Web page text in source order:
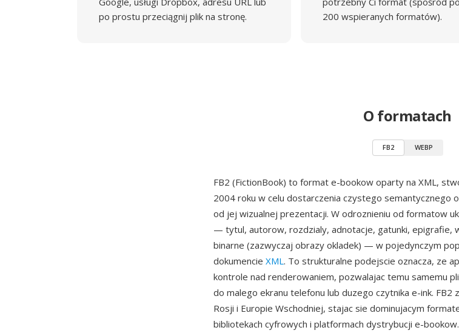
po prostu przeciągnij plik na stronę.
200 wspieranych formatów).
O formatach
FB2 WEBP
FB2 (FictionBook) to format e-bookow oparty na XML,
2004 roku w celu dostarczenia czystego semantycznego
od jej wizualnej prezentacji. W odroznieniu od formatow
— tytul, autorow, rozdzialy, adnotacje, gatunki, epigrafie,
binarne (zazwyczaj obrazy okladek) — w pojedynczym
dokumencie XML. To strukturalne podejscie oznacza, ze
kontrole nad renderowaniem, pozwalajac temu samemu
do malego ekranu telefonu lub duzego czytnika e-ink. FB2
Rosji i Europie Wschodniej, stajac sie dominujacym
bibliotekach cyfrowych i platformach dystrybucji e-